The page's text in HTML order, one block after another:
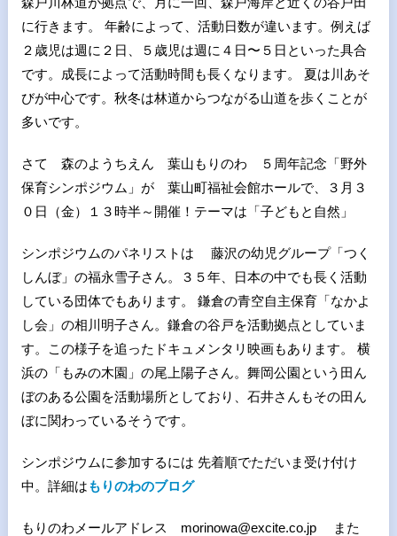
に行きます。 年齢によって、活動日数が違います。例えば
２歳児は週に２日、５歳児は週に４日〜５日といった具合
です。成長によって活動時間も長くなります。 夏は川あそ
びが中心です。秋冬は林道からつながる山道を歩くことが
多いです。
さて 森のようちえん 葉山もりのわ ５周年記念「野外
保育シンポジウム」が 葉山町福祉会館ホールで、３月３
０日（金）１３時半～開催！テーマは「子どもと自然」
シンポジウムのパネリストは 藤沢の幼児グループ「つく
しんぼ」の福永雪子さん。３５年、日本の中でも長く活動
している団体でもあります。 鎌倉の青空自主保育「なかよ
し会」の相川明子さん。鎌倉の谷戸を活動拠点としていま
す。この様子を追ったドキュメンタリ映画もあります。 横
浜の「もみの木園」の尾上陽子さん。舞岡公園という田ん
ぼのある公園を活動場所としており、石井さんもその田ん
ぼに関わっているそうです。
シンポジウムに参加するには 先着順でただいま受け付け
中。詳細はもりのわのブログ
もりのわメールアドレス morinowa@excite.co.jp また